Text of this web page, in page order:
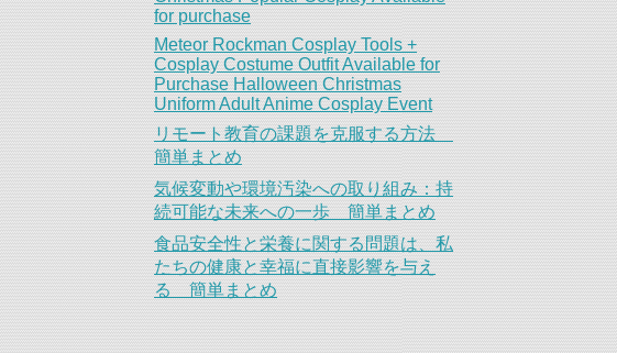
for purchase
Meteor Rockman Cosplay Tools +
Cosplay Costume Outfit Available for
Purchase Halloween Christmas
Uniform Adult Anime Cosplay Event
リモート教育の課題を克服する方法
簡単まとめ
気候変動や環境汚染への取り組み：持
続可能な未来への一歩 簡単まとめ
食品安全性と栄養に関する問題は、私
たちの健康と幸福に直接影響を与え
る 簡単まとめ